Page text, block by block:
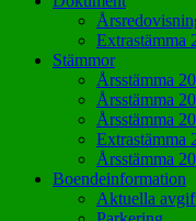
Extrastämma
Stämmor
Årsstämma
Årsstämma
Årsstämma
Extrastämma
Årsstämma
Boendeinformation
Aktuella